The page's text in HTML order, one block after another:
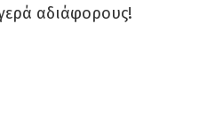
αδιάφορους!